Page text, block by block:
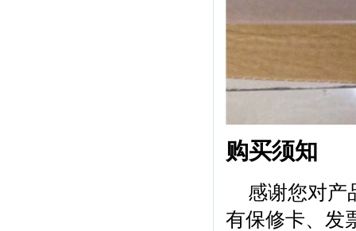
购买须知
感谢您对产
有保修卡、发